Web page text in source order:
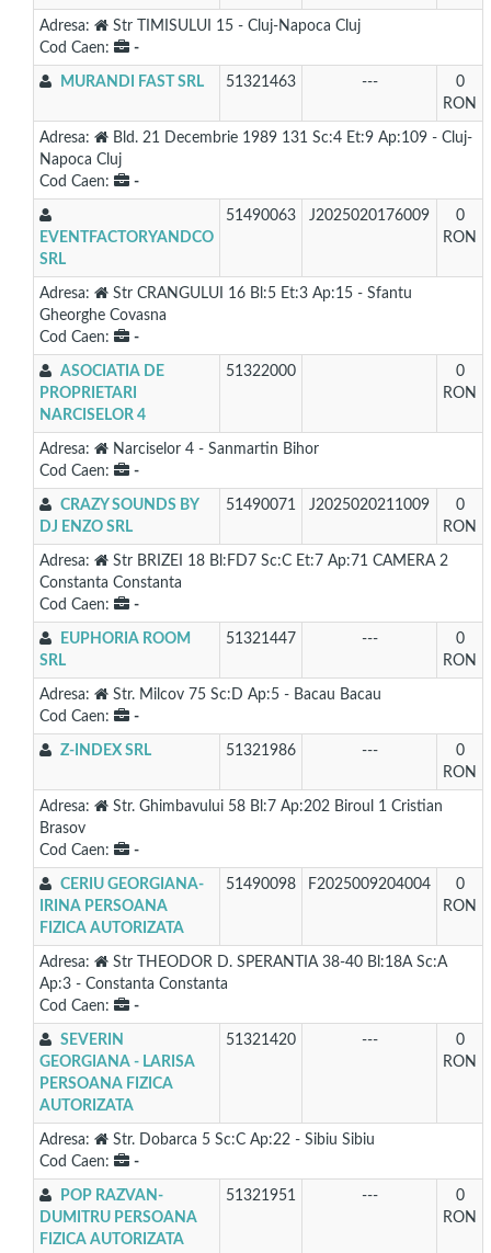
Adresa:
Str TIMISULUI 15 - Cluj-Napoca Cluj
Cod Caen:
-
MURANDI FAST SRL 51321463 ---
0
RON
Adresa:
Bld. 21 Decembrie 1989 131 Sc:4 Et:9 Ap:109 - Cluj-
Napoca Cluj
Cod Caen:
-
EVENTFACTORYANDCO
SRL
51490063 J2025020176009
0
RON
Adresa:
Str CRANGULUI 16 Bl:5 Et:3 Ap:15 - Sfantu
Gheorghe Covasna
Cod Caen:
-
ASOCIATIA DE
PROPRIETARI
NARCISELOR 4
51322000
0
RON
Adresa:
Narciselor 4 - Sanmartin Bihor
Cod Caen:
-
CRAZY SOUNDS BY
DJ ENZO SRL
51490071 J2025020211009
0
RON
Adresa:
Str BRIZEI 18 Bl:FD7 Sc:C Et:7 Ap:71 CAMERA 2
Constanta Constanta
Cod Caen:
-
EUPHORIA ROOM
SRL
51321447 ---
0
RON
Adresa:
Str. Milcov 75 Sc:D Ap:5 - Bacau Bacau
Cod Caen:
-
Z-INDEX SRL 51321986 ---
0
RON
Adresa:
Str. Ghimbavului 58 Bl:7 Ap:202 Biroul 1 Cristian
Brasov
Cod Caen:
-
CERIU GEORGIANA-
IRINA PERSOANA
FIZICA AUTORIZATA
51490098 F2025009204004
0
RON
Adresa:
Str THEODOR D. SPERANTIA 38-40 Bl:18A Sc:A
Ap:3 - Constanta Constanta
Cod Caen:
-
SEVERIN
GEORGIANA - LARISA
PERSOANA FIZICA
AUTORIZATA
51321420 ---
0
RON
Adresa:
Str. Dobarca 5 Sc:C Ap:22 - Sibiu Sibiu
Cod Caen:
-
POP RAZVAN-
DUMITRU PERSOANA
FIZICA AUTORIZATA
51321951 ---
0
RON